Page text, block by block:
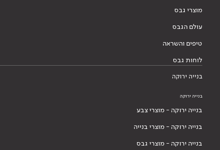
מוצרי גבס
עולם הגבס
טיפים והשראה
לוחות גבס
בנייה ירוקה
בנייה ירוקה
בנייה ירוקה - מוצרי צבע
בנייה ירוקה - מוצרי בנייה
בנייה ירוקה - מוצרי גבס